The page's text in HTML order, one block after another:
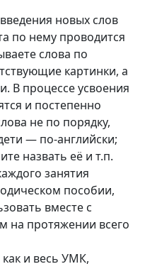
новых слов
по нему проводится
слова по
картинки, а
В процессе усвоения
и постепенно
не по порядку,
— по-английски;
назвать её и т.п.
занятия
пособии,
вместе с
на протяжении всего
и весь УМК,